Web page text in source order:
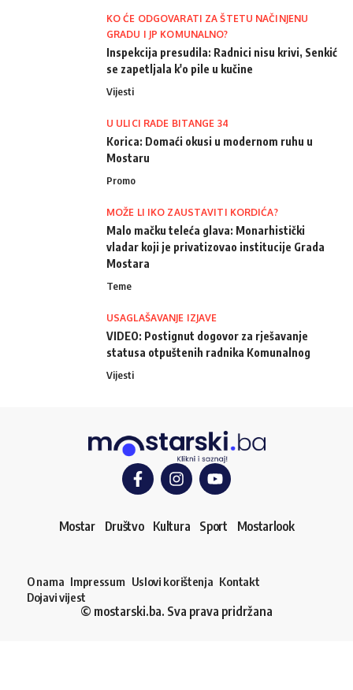
KO ĆE ODGOVARATI ZA ŠTETU NAČINJENU
GRADU I JP KOMUNALNO?
Inspekcija presudila: Radnici nisu krivi, Senkić
se zapetljala k'o pile u kučine
Vijesti
U ULICI RADE BITANGE 34
Korica: Domaći okusi u modernom ruhu u
Mostaru
Promo
MOŽE LI IKO ZAUSTAVITI KORDIĆA?
Malo mačku teleća glava: Monarhistički
vladar koji je privatizovao institucije Grada
Mostara
Teme
USAGLAŠAVANJE IZJAVE
VIDEO: Postignut dogovor za rješavanje
statusa otpuštenih radnika Komunalnog
Vijesti
Mostar Društvo Kultura Sport Mostarlook
O nama Impressum Uslovi korištenja Kontakt
Dojavi vijest
© mostarski.ba. Sva prava pridržana